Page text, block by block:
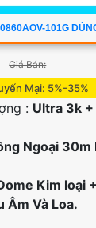
101G
Giá Bán:
Mại: 5%-35%
: Ultra 3k +
Ngoại 30m
Kim loại
Âm Và Loa.